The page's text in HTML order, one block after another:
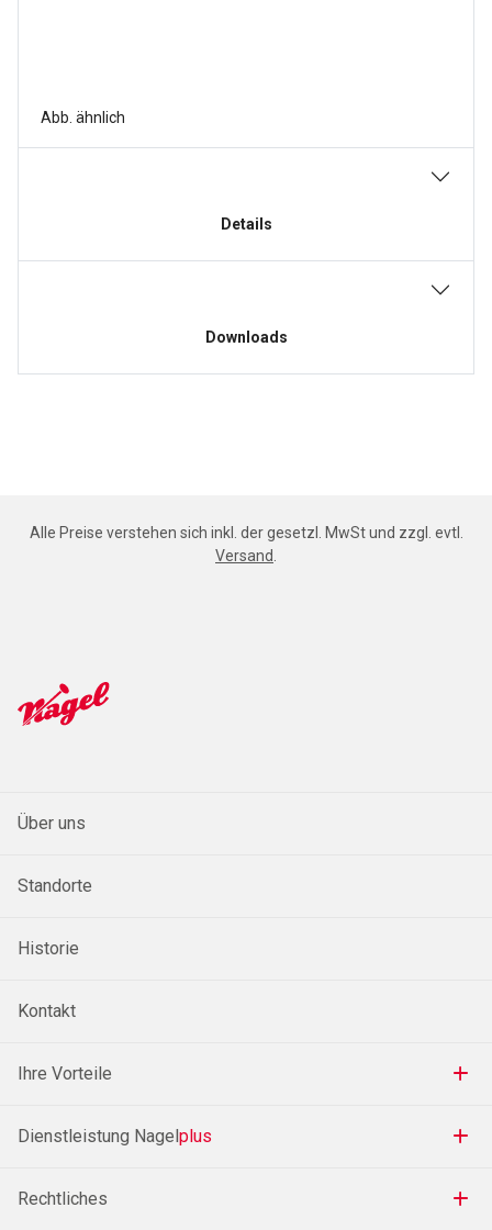
Abb. ähnlich
Details
Downloads
Alle Preise verstehen sich inkl. der gesetzl. MwSt und zzgl. evtl.
Versand
Über uns
Standorte
Historie
Kontakt
Ihre Vorteile
Dienstleistung Nagelplus
Rechtliches